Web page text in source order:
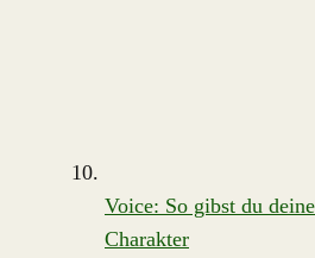
Voice: So gibst du
Charakter